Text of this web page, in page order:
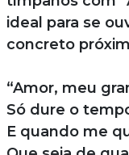
ideal para se
concreto
“Amor, meu
Só dure o
E quando me